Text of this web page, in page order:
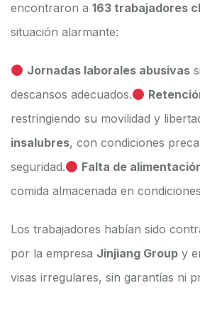
encontraron a 163 trabajadores
situación alarmante:
Jornadas laborales abusivas
descansos adecuados.
restringiendo su movilidad y
insalubres, con condiciones
seguridad.
Falta de
comida almacenada en
Los trabajadores habían sido
por la empresa Jinjiang Group y
visas irregulares, sin garantías ni